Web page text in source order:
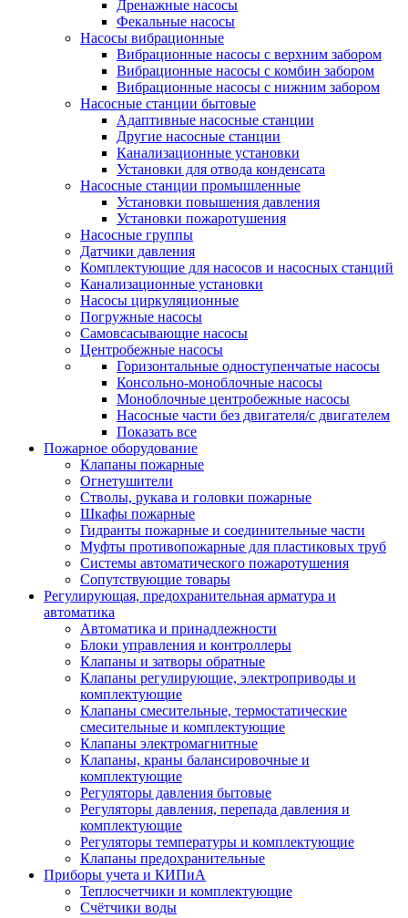
Дренажные насосы
Фекальные насосы
Насосы вибрационные
Вибрационные насосы с верхним забором
Вибрационные насосы с комбин забором
Вибрационные насосы с нижним забором
Насосные станции бытовые
Адаптивные насосные станции
Другие насосные станции
Канализационные установки
Установки для отвода конденсата
Насосные станции промышленные
Установки повышения давления
Установки пожаротушения
Насосные группы
Датчики давления
Комплектующие для насосов и насосных станций
Канализационные установки
Насосы циркуляционные
Погружные насосы
Самовсасывающие насосы
Центробежные насосы
Горизонтальные одноступенчатые насосы
Консольно-моноблочные насосы
Моноблочные центробежные насосы
Насосные части без двигателя/с двигателем
Показать все
Пожарное оборудование
Клапаны пожарные
Огнетушители
Стволы, рукава и головки пожарные
Шкафы пожарные
Гидранты пожарные и соединительные части
Муфты противопожарные для пластиковых труб
Системы автоматического пожаротушения
Сопутствующие товары
Регулирующая, предохранительная арматура и
автоматика
Автоматика и принадлежности
Блоки управления и контроллеры
Клапаны и затворы обратные
Клапаны регулирующие, электроприводы и
комплектующие
Клапаны смесительные, термостатические
смесительные и комплектующие
Клапаны электромагнитные
Клапаны, краны балансировочные и
комплектующие
Регуляторы давления бытовые
Регуляторы давления, перепада давления и
комплектующие
Регуляторы температуры и комплектующие
Клапаны предохранительные
Приборы учета и КИПиА
Теплосчетчики и комплектующие
Счётчики воды